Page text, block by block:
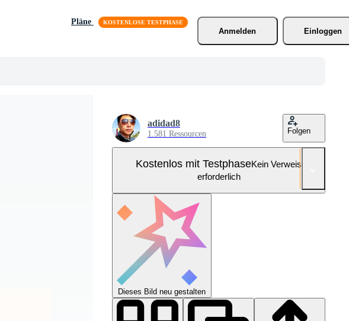
Pläne
Anmelden
Einloggen
adidad8
1.581 Ressourcen Folgen
Kostenlos mit TestphaseKein Verweis
erforderlich
Dieses Bild neu gestalten